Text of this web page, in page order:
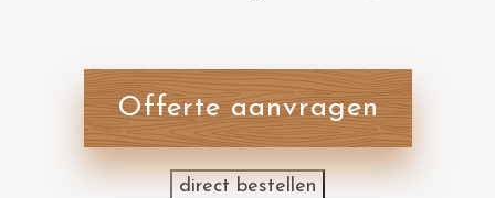
Offerte aanvragen
direct bestellen